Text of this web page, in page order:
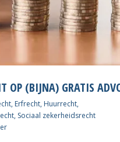
OP (BIJNA) GRATIS
, Erfrecht, Huurrecht,
, Sociaal zekerheidsrecht